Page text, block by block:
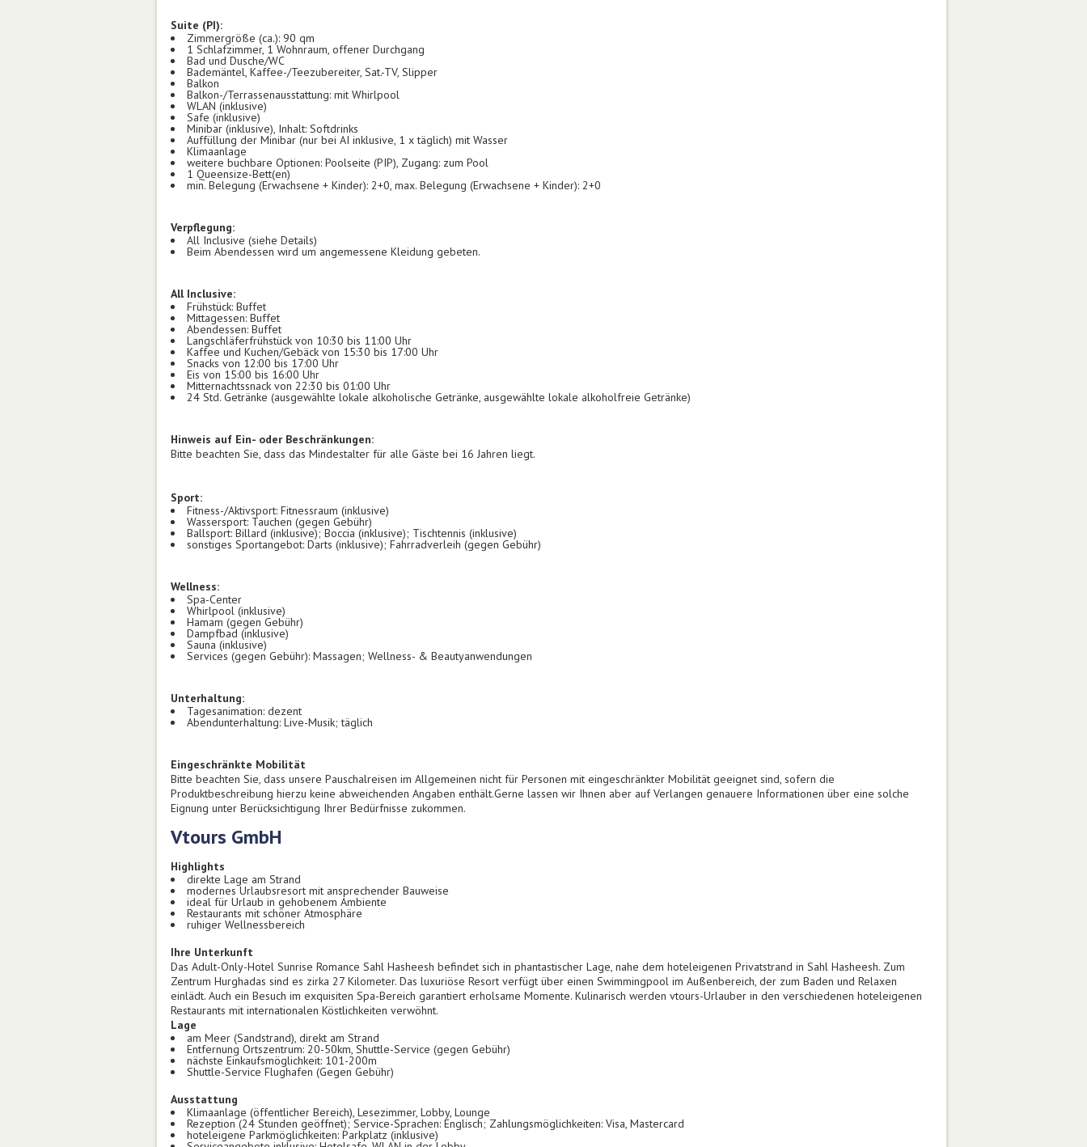
Suite (PI):
Zimmergröße (ca.): 90 qm
1 Schlafzimmer, 1 Wohnraum, offener Durchgang
Bad und Dusche/WC
Bademäntel, Kaffee-/Teezubereiter, Sat.-TV, Slipper
Balkon
Balkon-/Terrassenausstattung: mit Whirlpool
WLAN (inklusive)
Safe (inklusive)
Minibar (inklusive), Inhalt: Softdrinks
Auffüllung der Minibar (nur bei AI inklusive, 1 x täglich) mit Wasser
Klimaanlage
weitere buchbare Optionen: Poolseite (PIP), Zugang: zum Pool
1 Queensize-Bett(en)
min. Belegung (Erwachsene + Kinder): 2+0, max. Belegung (Erwachsene + Kinder): 2+0
Verpflegung:
All Inclusive (siehe Details)
Beim Abendessen wird um angemessene Kleidung gebeten.
All Inclusive:
Frühstück: Buffet
Mittagessen: Buffet
Abendessen: Buffet
Langschläferfrühstück von 10:30 bis 11:00 Uhr
Kaffee und Kuchen/Gebäck von 15:30 bis 17:00 Uhr
Snacks von 12:00 bis 17:00 Uhr
Eis von 15:00 bis 16:00 Uhr
Mitternachtssnack von 22:30 bis 01:00 Uhr
24 Std. Getränke (ausgewählte lokale alkoholische Getränke, ausgewählte lokale alkoholfreie Getränke)
Hinweis auf Ein- oder Beschränkungen:
Bitte beachten Sie, dass das Mindestalter für alle Gäste bei 16 Jahren liegt.
Sport:
Fitness-/Aktivsport: Fitnessraum (inklusive)
Wassersport: Tauchen (gegen Gebühr)
Ballsport: Billard (inklusive); Boccia (inklusive); Tischtennis (inklusive)
sonstiges Sportangebot: Darts (inklusive); Fahrradverleih (gegen Gebühr)
Wellness:
Spa-Center
Whirlpool (inklusive)
Hamam (gegen Gebühr)
Dampfbad (inklusive)
Sauna (inklusive)
Services (gegen Gebühr): Massagen; Wellness- & Beautyanwendungen
Unterhaltung:
Tagesanimation: dezent
Abendunterhaltung: Live-Musik; täglich
Eingeschränkte Mobilität
Bitte beachten Sie, dass unsere Pauschalreisen im Allgemeinen nicht für Personen mit eingeschränkter Mobilität geeignet sind, sofern die
Produktbeschreibung hierzu keine abweichenden Angaben enthält.Gerne lassen wir Ihnen aber auf Verlangen genauere Informationen über eine solche
Eignung unter Berücksichtigung Ihrer Bedürfnisse zukommen.
Vtours GmbH
Highlights
direkte Lage am Strand
modernes Urlaubsresort mit ansprechender Bauweise
ideal für Urlaub in gehobenem Ambiente
Restaurants mit schöner Atmosphäre
ruhiger Wellnessbereich
Ihre Unterkunft
Das Adult-Only-Hotel Sunrise Romance Sahl Hasheesh befindet sich in phantastischer Lage, nahe dem hoteleigenen Privatstrand in Sahl Hasheesh. Zum
Zentrum Hurghadas sind es zirka 27 Kilometer. Das luxuriöse Resort verfügt über einen Swimmingpool im Außenbereich, der zum Baden und Relaxen
einlädt. Auch ein Besuch im exquisiten Spa-Bereich garantiert erholsame Momente. Kulinarisch werden vtours-Urlauber in den verschiedenen hoteleigenen
Restaurants mit internationalen Köstlichkeiten verwöhnt.
Lage
am Meer (Sandstrand), direkt am Strand
Entfernung Ortszentrum: 20-50km, Shuttle-Service (gegen Gebühr)
nächste Einkaufsmöglichkeit: 101-200m
Shuttle-Service Flughafen (Gegen Gebühr)
Ausstattung
Klimaanlage (öffentlicher Bereich), Lesezimmer, Lobby, Lounge
Rezeption (24 Stunden geöffnet); Service-Sprachen: Englisch; Zahlungsmöglichkeiten: Visa, Mastercard
hoteleigene Parkmöglichkeiten: Parkplatz (inklusive)